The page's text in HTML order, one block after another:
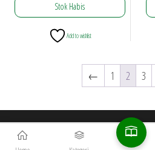
Stok Habis
Add to wishlist
← 1 2 3
All rights reserved by PC RMI Jepara